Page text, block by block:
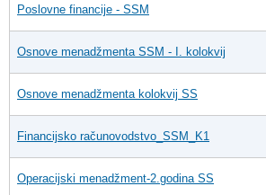
Poslovne financije - SSM
Osnove menadžmenta SSM - I. kolokvij
Osnove menadžmenta kolokvij SS
Financijsko računovodstvo_SSM_K1
Operacijski menadžment-2.godina SS